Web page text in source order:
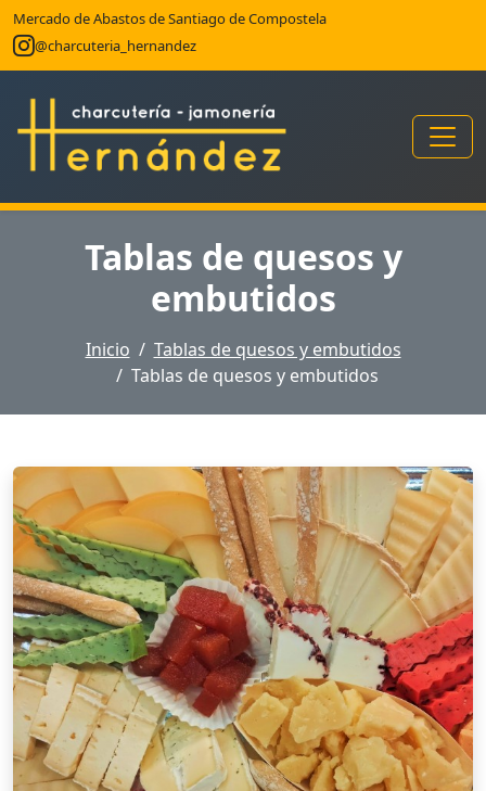
Mercado de Abastos de Santiago de Compostela
@charcuteria_hernandez
Tablas de quesos y
embutidos
Inicio
Tablas de quesos y embutidos
Tablas de quesos y embutidos